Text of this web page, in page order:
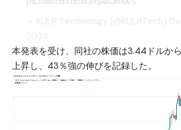
本発表を受け、同社の株価は3.44ドルか
上昇し、43％強の伸びを記録した。